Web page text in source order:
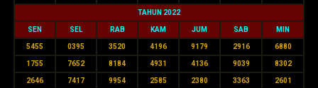
TAHUN 2022
SEN SEL RAB KAM JUM SAB MIN
5455 0395 3520 4196 9179 2916 6880
1755 7652 8184 4931 4136 9039 8302
2646 7417 9954 2585 2380 3363 2601